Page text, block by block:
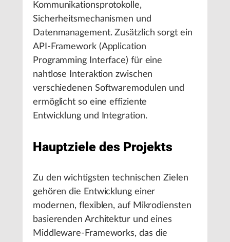
Kommunikationsprotokolle,
Sicherheitsmechanismen und
Datenmanagement. Zusätzlich sorgt ein
API-Framework (Application
Programming Interface) für eine
nahtlose Interaktion zwischen
verschiedenen Softwaremodulen und
ermöglicht so eine effiziente
Entwicklung und Integration.
Hauptziele des Projekts
Zu den wichtigsten technischen Zielen
gehören die Entwicklung einer
modernen, flexiblen, auf Mikrodiensten
basierenden Architektur und eines
Middleware-Frameworks, das die